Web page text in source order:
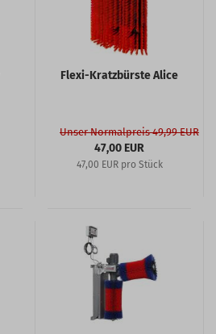
Flexi-Kratzbürste Alice
Unser Normalpreis 49,99 EUR
47,00 EUR
47,00 EUR pro Stück